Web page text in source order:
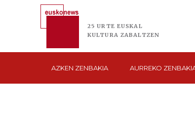
25 URTE EUSKAL
KULTURA ZABALTZEN
AZKEN ZENBAKIA AURREKO